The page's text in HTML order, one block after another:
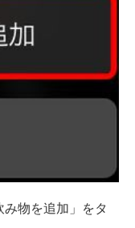
物を追加」をタ